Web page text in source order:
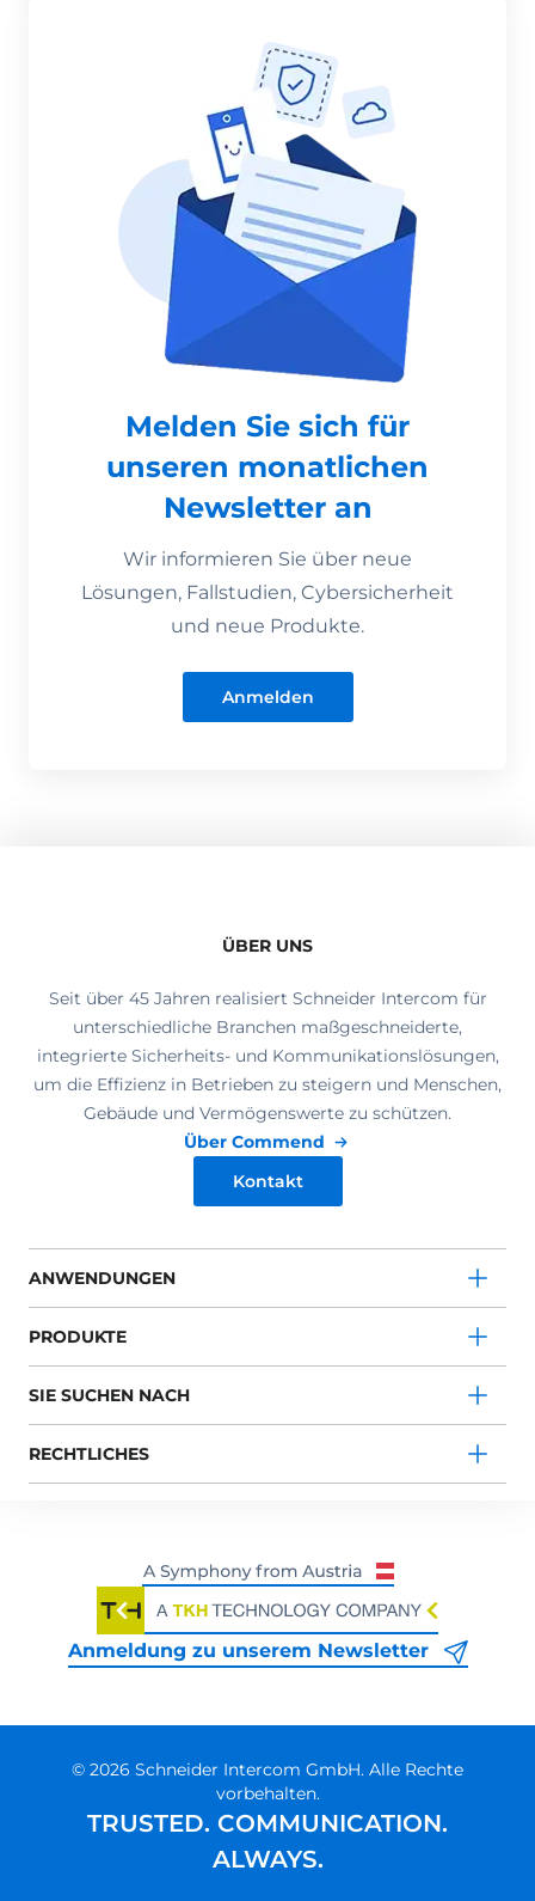
Melden Sie sich für
unseren monatlichen
Newsletter an
Wir informieren Sie über neue
Lösungen, Fallstudien, Cybersicherheit
und neue Produkte.
Anmelden
ÜBER UNS
Seit über 45 Jahren realisiert Schneider Intercom für
unterschiedliche Branchen maßgeschneiderte,
integrierte Sicherheits- und Kommunikationslösungen,
um die Effizienz in Betrieben zu steigern und Menschen,
Gebäude und Vermögenswerte zu schützen.
Über Commend
Kontakt
ANWENDUNGEN
PRODUKTE
SIE SUCHEN NACH
RECHTLICHES
Anmeldung zu unserem Newsletter
© 2026 Schneider Intercom GmbH. Alle Rechte
vorbehalten.
TRUSTED. COMMUNICATION.
ALWAYS.